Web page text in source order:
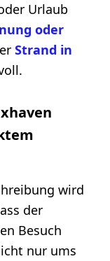
Urlaub
oder
Strand in
wird
der
Besuch
nur ums